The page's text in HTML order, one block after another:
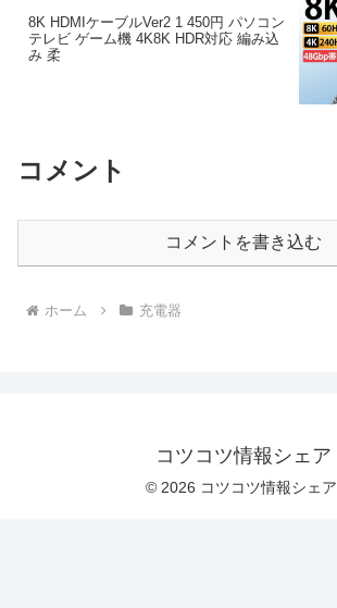
8K HDMIケーブルVer2 1 450円 パソコン
テレビ ゲーム機 4K8K HDR対応 編み込
み 柔
コメント
コメントを書き込む
ホーム 充電器
コツコツ情報シェア
© 2026 コツコツ情報シェア.